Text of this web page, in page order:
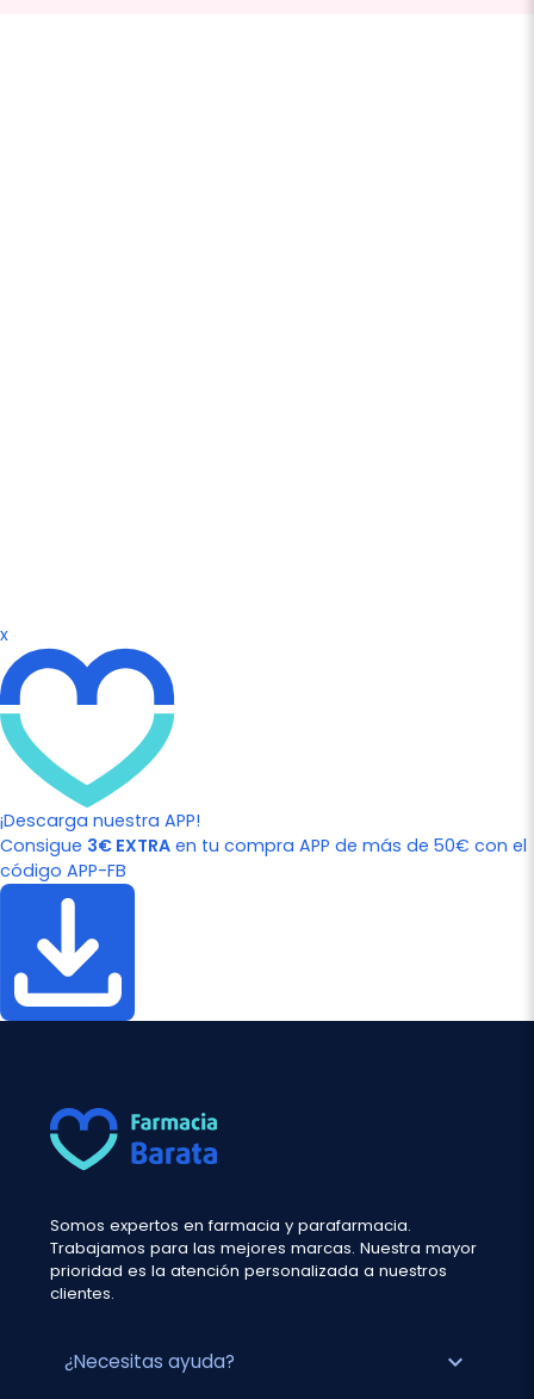
x
¡Descarga nuestra APP!
Consigue 3€ EXTRA en tu compra APP de más de 50€ con el
código APP-FB
Somos expertos en farmacia y parafarmacia.
Trabajamos para las mejores marcas. Nuestra mayor
prioridad es la atención personalizada a nuestros
clientes.
¿Necesitas ayuda? expand_more